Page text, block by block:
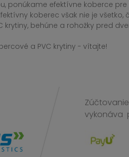
ponúkame efektívne koberce
koberec však nie je
krytiny, behúne a rohožky pred
a PVC krytiny - vítajte!
vykonáva